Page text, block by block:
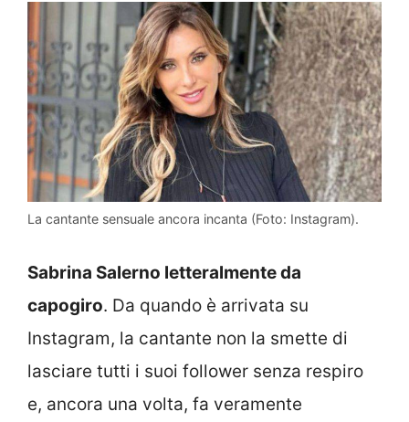
La cantante sensuale ancora incanta (Foto: Instagram).
Sabrina Salerno letteralmente da
capogiro. Da quando è arrivata su
Instagram, la cantante non la smette di
lasciare tutti i suoi follower senza respiro
e, ancora una volta, fa veramente